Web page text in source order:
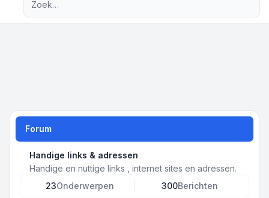
Uitgebreid zoeken
Forum
Handige links & adressen
Handige en nuttige links , internet sites en adressen.
23Onderwerpen 300Berichten